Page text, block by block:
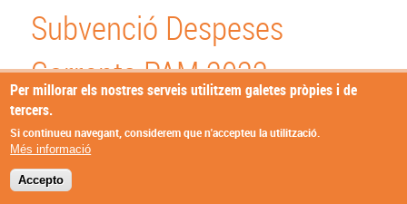
Subvenció Despeses
Corrents PAM 2022
Per millorar els nostres serveis utilitzem galetes pròpies i de
tercers.
Si continueu navegant, considerem que n'accepteu la utilització.
Més informació
Accepto